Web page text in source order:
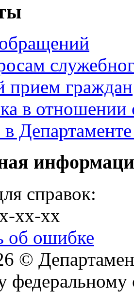
прием граждан
в отношении
справок:
xx-xx
об ошибке
©
федеральному